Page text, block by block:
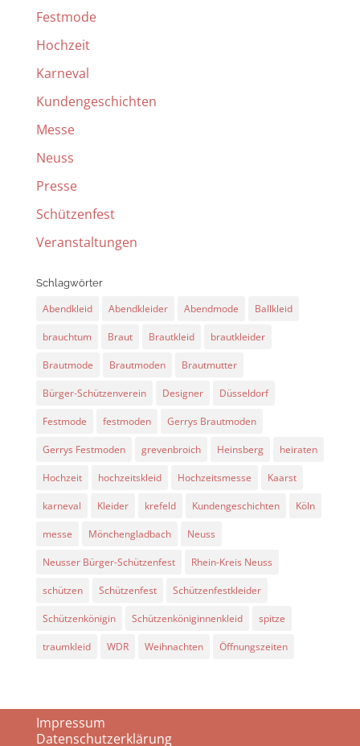
Festmode
Hochzeit
Karneval
Kundengeschichten
Messe
Neuss
Presse
Schützenfest
Veranstaltungen
Schlagwörter
Abendkleid Abendkleider Abendmode Ballkleid
brauchtum Braut Brautkleid brautkleider
Brautmode Brautmoden Brautmutter
Bürger-Schützenverein Designer Düsseldorf
Festmode festmoden Gerrys Brautmoden
Gerrys Festmoden grevenbroich Heinsberg heiraten
Hochzeit hochzeitskleid Hochzeitsmesse Kaarst
karneval Kleider krefeld Kundengeschichten Köln
messe Mönchengladbach Neuss
Neusser Bürger-Schützenfest Rhein-Kreis Neuss
schützen Schützenfest Schützenfestkleider
Schützenkönigin Schützenköniginnenkleid spitze
traumkleid WDR Weihnachten Öffnungszeiten
Impressum
Datenschutzerklärung